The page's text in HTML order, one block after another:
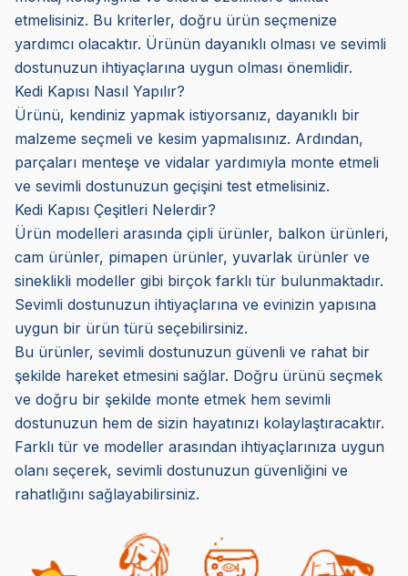
etmelisiniz. Bu kriterler, doğru ürün seçmenize
yardımcı olacaktır. Ürünün dayanıklı olması ve sevimli
dostunuzun ihtiyaçlarına uygun olması önemlidir.
Kedi Kapısı Nasıl Yapılır?
Ürünü, kendiniz yapmak istiyorsanız, dayanıklı bir
malzeme seçmeli ve kesim yapmalısınız. Ardından,
parçaları menteşe ve vidalar yardımıyla monte etmeli
ve sevimli dostunuzun geçişini test etmelisiniz.
Kedi Kapısı Çeşitleri Nelerdir?
Ürün modelleri arasında çipli ürünler, balkon ürünleri,
cam ürünler, pimapen ürünler, yuvarlak ürünler ve
sineklikli modeller gibi birçok farklı tür bulunmaktadır.
Sevimli dostunuzun ihtiyaçlarına ve evinizin yapısına
uygun bir ürün türü seçebilirsiniz.
Bu ürünler, sevimli dostunuzun güvenli ve rahat bir
şekilde hareket etmesini sağlar. Doğru ürünü seçmek
ve doğru bir şekilde monte etmek hem sevimli
dostunuzun hem de sizin hayatınızı kolaylaştıracaktır.
Farklı tür ve modeller arasından ihtiyaçlarınıza uygun
olanı seçerek, sevimli dostunuzun güvenliğini ve
rahatlığını sağlayabilirsiniz.